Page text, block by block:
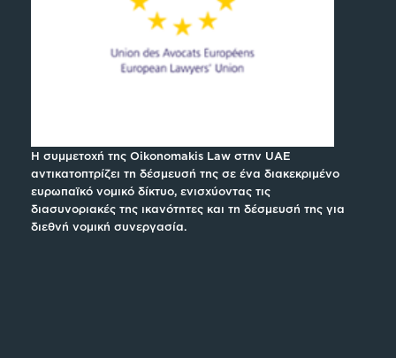
Η συμμετοχή της Oikonomakis Law στην UAE
αντικατοπτρίζει τη δέσμευσή της σε ένα διακεκριμένο
ευρωπαϊκό νομικό δίκτυο, ενισχύοντας τις
διασυνοριακές της ικανότητες και τη δέσμευσή της για
διεθνή νομική συνεργασία.